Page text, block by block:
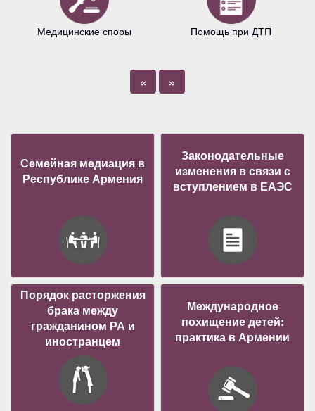
Медицинские споры Помощь при ДТП
« »
Семейная медиация в
Республике Армения
Законодательные
изменения в связи с
вступлением в ЕАЭС
Порядок расторжения
брака между
гражданином РА и
иностранцем
Международное
похищение детей:
практика в Армении